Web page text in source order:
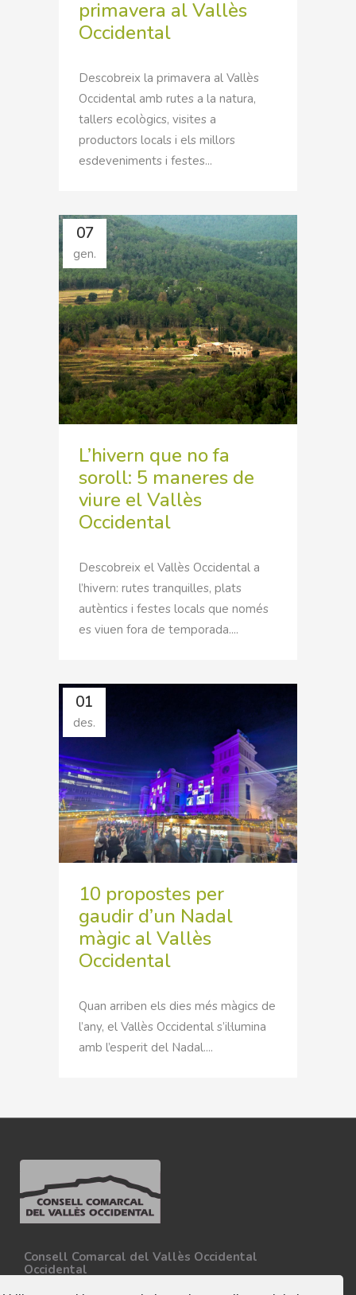
primavera al Vallès
Occidental
Descobreix la primavera al Vallès
Occidental amb rutes a la natura,
tallers ecològics, visites a
productors locals i els millors
esdeveniments i festes...
07
gen.
L’hivern que no fa
soroll: 5 maneres de
viure el Vallès
Occidental
Descobreix el Vallès Occidental a
l’hivern: rutes tranquilles, plats
autèntics i festes locals que només
es viuen fora de temporada....
01
des.
10 propostes per
gaudir d’un Nadal
màgic al Vallès
Occidental
Quan arriben els dies més màgics de
l’any, el Vallès Occidental s’il·lumina
amb l’esperit del Nadal....
Consell Comarcal del Vallès Occidental
Occidental